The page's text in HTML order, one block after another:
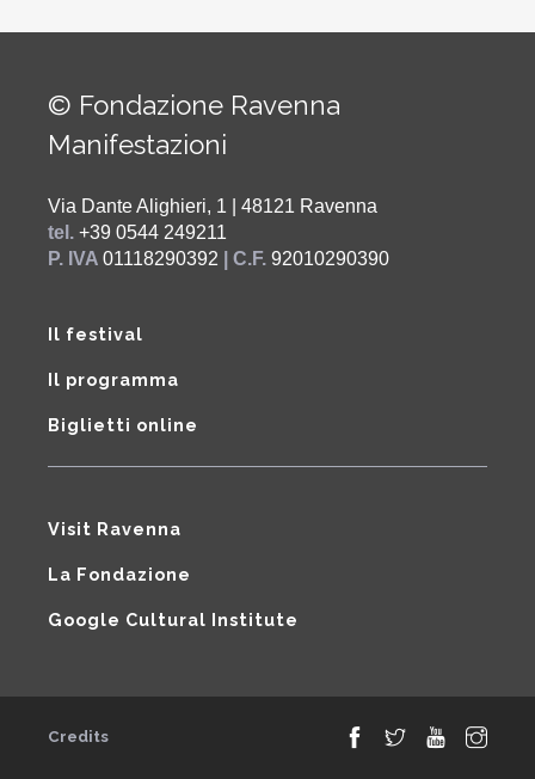
© Fondazione Ravenna
Manifestazioni
Via Dante Alighieri, 1 | 48121 Ravenna
tel. +39 0544 249211
P. IVA 01118290392 | C.F. 92010290390
Il festival
Il programma
Biglietti online
Visit Ravenna
La Fondazione
Google Cultural Institute
Credits